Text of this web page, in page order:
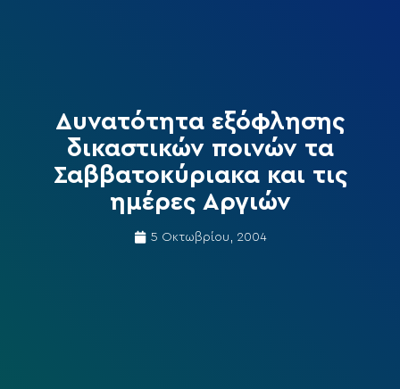
Δυνατότητα εξόφλησης
δικαστικών ποινών τα
Σαββατοκύριακα και τις
ημέρες Αργιών
5 Οκτωβρίου, 2004